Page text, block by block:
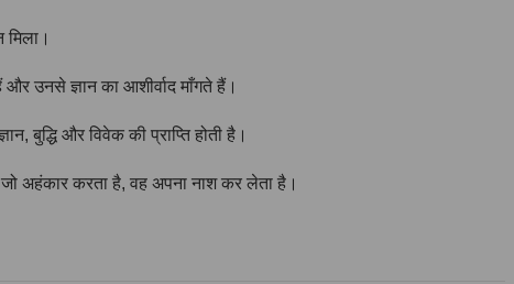
मिला।
उनसे ज्ञान का आशीर्वाद माँगते हैं।
बुद्धि और विवेक की प्राप्ति होती है।
जो अहंकार करता है, वह अपना नाश कर लेता है।